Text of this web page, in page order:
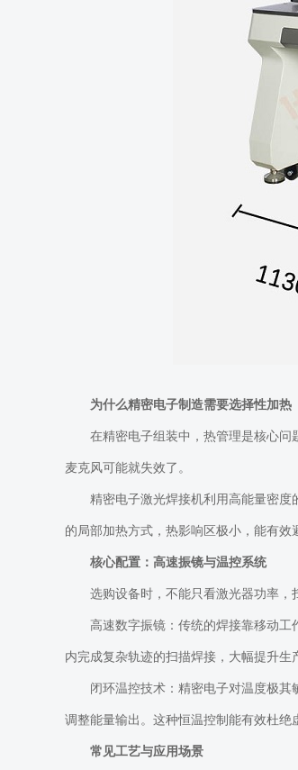
为什么精密电子制造需要选择性加热
在精密电子组装中，热管理是核心问
麦克风可能就失效了。
精密电子激光焊接机利用高能量密
的局部加热方式，热影响区极小，能有
核心配置：高速振镜与温控系统
选购设备时，不能只看激光器功率，
高速数字振镜：传统的焊接靠移动
内完成复杂轨迹的扫描焊接，大幅提升生
闭环温控技术：精密电子对温度极
调整能量输出。这种恒温控制能有效杜绝
常见工艺与应用场景